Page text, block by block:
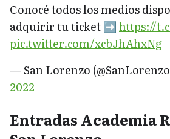
Conocé todos los medios
adquirir tu ticket ➡️https://
pic.twitter.com/xcbJhAhxNg
— San Lorenzo
2022
Entradas Academia